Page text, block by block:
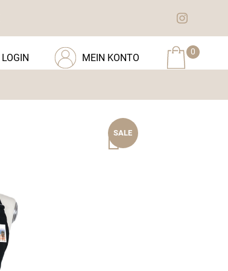
0
MEIN KONTO
LOGIN
SALE